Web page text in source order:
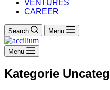
VENTURES
CAREER
Search Menu
Menu
Kategorie